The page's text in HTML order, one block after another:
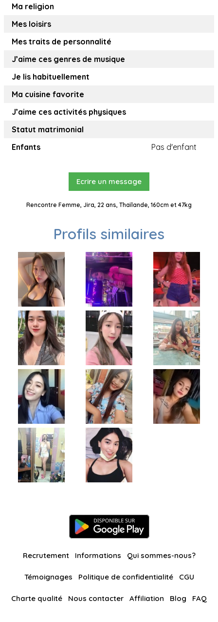
Ma religion
Mes loisirs
Mes traits de personnalité
J’aime ces genres de musique
Je lis habituellement
Ma cuisine favorite
J’aime ces activités physiques
Statut matrimonial
Enfants
Pas d'enfant
Ecrire un message
Rencontre Femme, Jira, 22 ans, Thaïlande, 160cm et 47kg
Profils similaires
Recrutement Informations Qui sommes-nous?
Témoignages Politique de confidentialité CGU
Charte qualité Nous contacter Affiliation Blog FAQ